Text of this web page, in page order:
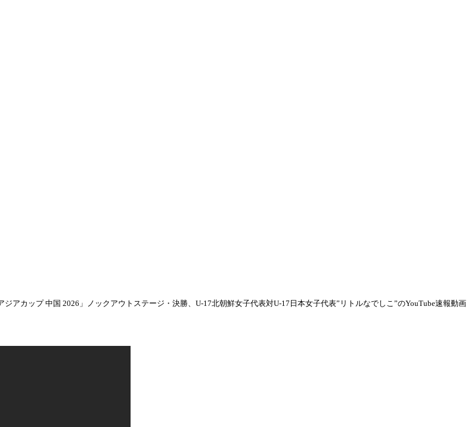
アカップ 中国 2026」ノックアウトステージ・決勝、U-17北朝鮮女子代表対U-17日本女子代表”リトルなでしこ”のYouTube速報動画